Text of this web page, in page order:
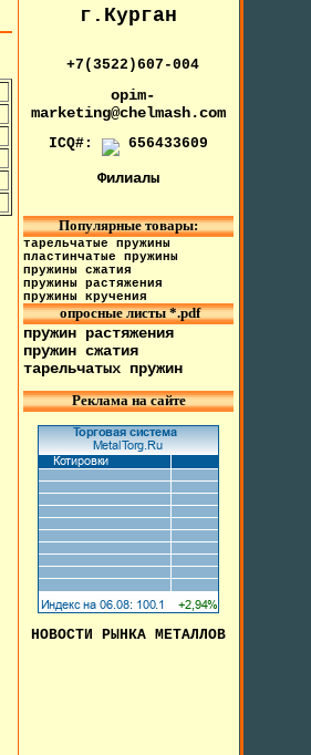
г.Курган
+7(3522)607-004
opim-
marketing@chelmash.com
ICQ#: 656433609
Филиалы
Популярные товары:
тарельчатые пружины
пластинчатые пружины
пружины сжатия
пружины растяжения
пружины кручения
опросные листы *.pdf
пружин растяжения
пружин сжатия
тарельчатых пружин
Реклама на сайте
НОВОСТИ РЫНКА МЕТАЛЛОВ